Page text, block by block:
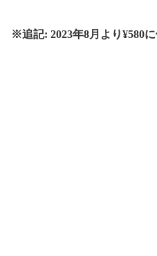
※追記: 2023年8月より¥580